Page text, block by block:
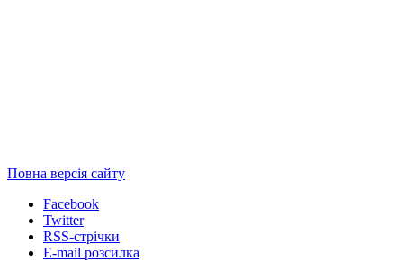
Повна версія сайту
Facebook
Twitter
RSS-стрічки
E-mail розсилка